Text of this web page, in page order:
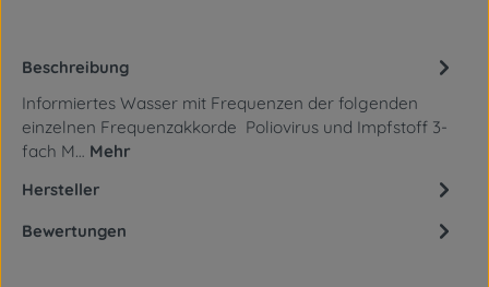
Beschreibung
Informiertes Wasser mit Frequenzen der folgenden
einzelnen Frequenzakkorde Poliovirus und Impfstoff 3-
fach M… Mehr
Hersteller
Bewertungen